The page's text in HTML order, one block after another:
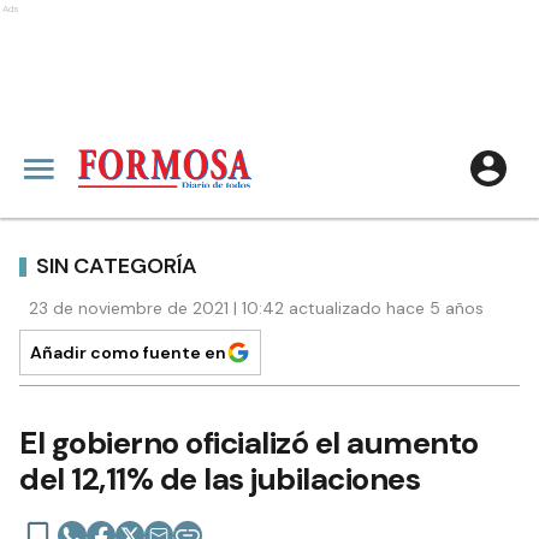
Ads
SIN CATEGORÍA
23 de noviembre de 2021 | 10:42 actualizado hace 5 años
Añadir como fuente en
El gobierno oficializó el aumento
del 12,11% de las jubilaciones